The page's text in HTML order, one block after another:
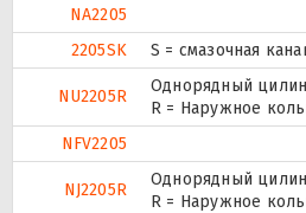
NA2205
2205SK
S = смазочная
NU2205R
Однорядный
R = Наружное
NFV2205
NJ2205R
Однорядный
R = Наружное